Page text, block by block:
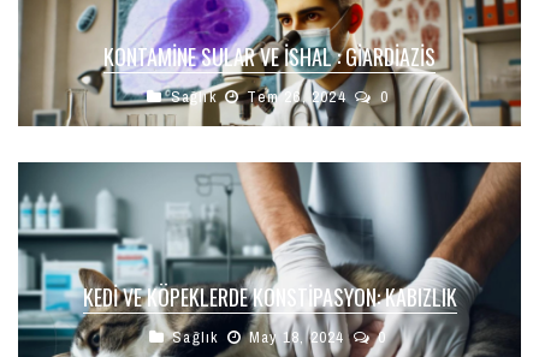
KONTAMINE SULAR VE İSHAL : GİARDİAZİS
Sağlık Tem 26, 2024 0
KEDI VE KÖPEKLERDE KONSTIPASYON: KABIZLIK
Sağlık May 18, 2024 0